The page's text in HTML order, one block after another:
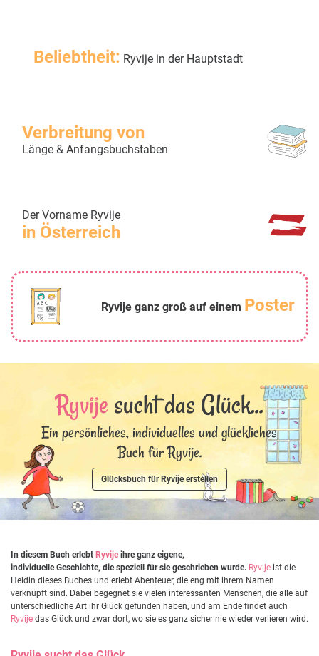
Beliebtheit: Ryvije in der Hauptstadt
Verbreitung von
Länge & Anfangsbuchstaben
Der Vorname Ryvije
in Österreich
Ryvije ganz groß auf einem Poster
Ryvije sucht das Glück...
Ein persönliches, individuelles und glückliches
Buch für Ryvije.
Glücksbuch für Ryvije erstellen
In diesem Buch erlebt Ryvijeihre ganz eigene,
individuelle Geschichte, die speziell für sie geschrieben wurde. Ryvije ist die
Heldin dieses Buches und erlebt Abenteuer, die eng mit ihrem Namen
verknüpft sind. Dabei begegnet sie vielen interessanten Menschen, die alle auf
unterschiedliche Art ihr Glück gefunden haben, und am Ende findet auch
Ryvije das Glück und zwar dort, wo sie es ganz sicher nie wieder verlieren wird.